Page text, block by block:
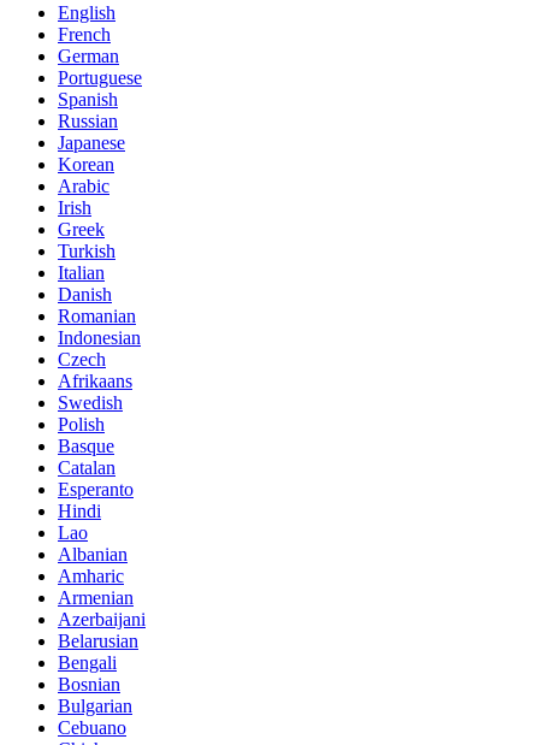
English
French
German
Portuguese
Spanish
Russian
Japanese
Korean
Arabic
Irish
Greek
Turkish
Italian
Danish
Romanian
Indonesian
Czech
Afrikaans
Swedish
Polish
Basque
Catalan
Esperanto
Hindi
Lao
Albanian
Amharic
Armenian
Azerbaijani
Belarusian
Bengali
Bosnian
Bulgarian
Cebuano